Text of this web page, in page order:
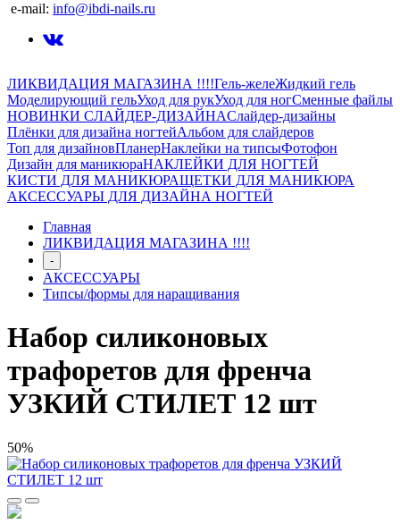
e-mail: info@ibdi-nails.ru
ЛИКВИДАЦИЯ МАГАЗИНА !!!!Гель-желеЖидкий гель
Моделирующий гельУход для рукУход для ногСменные файлы
НОВИНКИ СЛАЙДЕР-ДИЗАЙНАСлайдер-дизайны
Плёнки для дизайна ногтейАльбом для слайдеров
Топ для дизайновПланерНаклейки на типсыФотофон
Дизайн для маникюраНАКЛЕЙКИ ДЛЯ НОГТЕЙ
КИСТИ ДЛЯ МАНИКЮРАЩЕТКИ ДЛЯ МАНИКЮРА
АКСЕССУАРЫ ДЛЯ ДИЗАЙНА НОГТЕЙ
Главная
ЛИКВИДАЦИЯ МАГАЗИНА !!!!
-
АКСЕССУАРЫ
Типсы/формы для наращивания
Набор силиконовых
трафоретов для френча
УЗКИЙ СТИЛЕТ 12 шт
50%